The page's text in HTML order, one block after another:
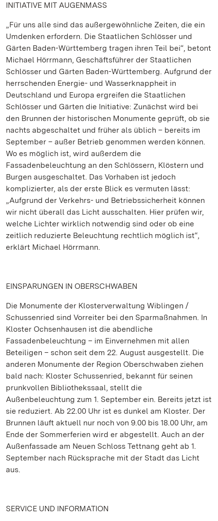
INITIATIVE MIT AUGENMASS
„Für uns alle sind das außergewöhnliche Zeiten, die ein
Umdenken erfordern. Die Staatlichen Schlösser und
Gärten Baden-Württemberg tragen ihren Teil bei“, betont
Michael Hörrmann, Geschäftsführer der Staatlichen
Schlösser und Gärten Baden-Württemberg. Aufgrund der
herrschenden Energie- und Wasserknappheit in
Deutschland und Europa ergreifen die Staatlichen
Schlösser und Gärten die Initiative: Zunächst wird bei
den Brunnen der historischen Monumente geprüft, ob sie
nachts abgeschaltet und früher als üblich – bereits im
September – außer Betrieb genommen werden können.
Wo es möglich ist, wird außerdem die
Fassadenbeleuchtung an den Schlössern, Klöstern und
Burgen ausgeschaltet. Das Vorhaben ist jedoch
komplizierter, als der erste Blick es vermuten lässt:
„Aufgrund der Verkehrs- und Betriebssicherheit können
wir nicht überall das Licht ausschalten. Hier prüfen wir,
welche Lichter wirklich notwendig sind oder ob eine
zeitlich reduzierte Beleuchtung rechtlich möglich ist“,
erklärt Michael Hörrmann.
EINSPARUNGEN IN OBERSCHWABEN
Die Monumente der Klosterverwaltung Wiblingen /
Schussenried sind Vorreiter bei den Sparmaßnahmen. In
Kloster Ochsenhausen ist die abendliche
Fassadenbeleuchtung – im Einvernehmen mit allen
Beteiligen – schon seit dem 22. August ausgestellt. Die
anderen Monumente der Region Oberschwaben ziehen
bald nach: Kloster Schussenried, bekannt für seinen
prunkvollen Bibliothekssaal, stellt die
Außenbeleuchtung zum 1. September ein. Bereits jetzt ist
sie reduziert. Ab 22.00 Uhr ist es dunkel am Kloster. Der
Brunnen läuft aktuell nur noch von 9.00 bis 18.00 Uhr, am
Ende der Sommerferien wird er abgestellt. Auch an der
Außenfassade am Neuen Schloss Tettnang geht ab 1.
September nach Rücksprache mit der Stadt das Licht
aus.
SERVICE UND INFORMATION